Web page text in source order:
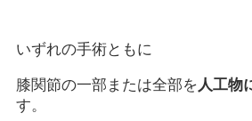
いずれの手術ともに
膝関節の一部または全部を 人工物
す。